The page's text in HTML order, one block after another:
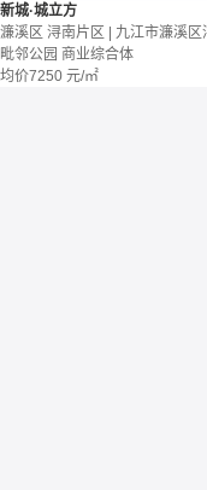
新城·城立方
濂溪区 浔南片区 | 九江市濂溪
毗邻公园 商业综合体
均价7250 元/㎡